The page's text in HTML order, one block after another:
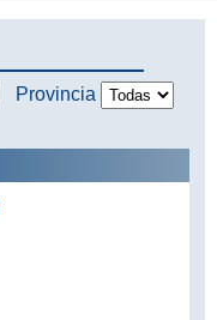
Provincia